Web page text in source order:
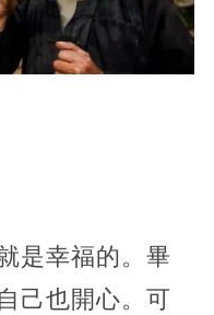
是幸福的。畢
己也開心。可